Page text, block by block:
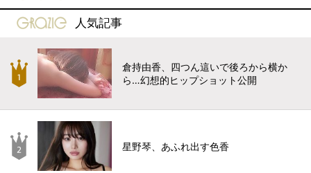
gravure-grazie
人気記事
倉持由香、四つん這いで後ろから横か
ら…幻想的ヒップショット公開
星野琴、あふれ出す色香